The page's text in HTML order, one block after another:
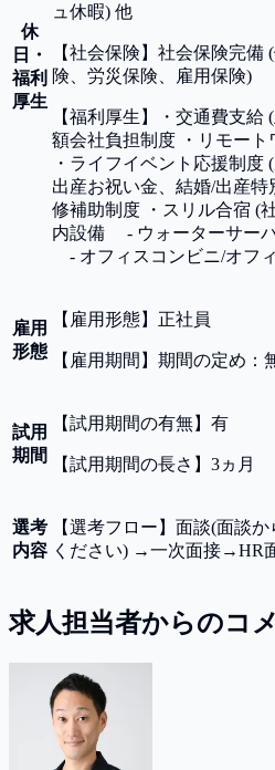
休
日・
福利
厚生
ュ休暇) 他
【社会保険 】 社会保険完備
険、労災保険、雇用保険)
【福利厚生 】
・交通費支給
額会社負担制度 ・リモー
・ライフイベント応援制度
出産お祝い金、結婚/出産
修補助制度 ・スリル合宿 (
内設備 - ウォーターサー
- オフィスコンビニ/オフ
雇用
形態
【 雇用形態】 正社員
【 雇用期間 】 期間の定め：
試用
期間
【試用期間の有無】 有
【試用期間の長さ 】 3ヵ月
選考
内容
【選考フロー 】 面談(面談か
ください) →一次面接→HR
求人担当者からのコ